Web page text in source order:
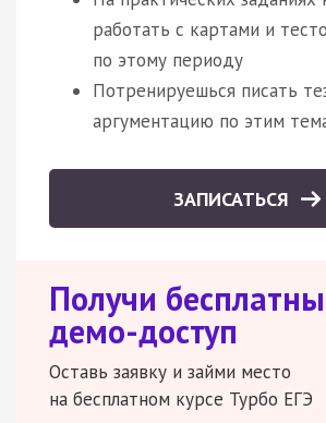
работать с картами и
по этому периоду
Потренируешься писать
аргументацию по этим
ЗАПИСАТЬСЯ
Получи
демо-доступ
Оставь заявку и займи место
на бесплатном курсе Турбо ЕГЭ